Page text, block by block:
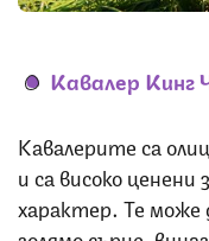
Кавалер Кинг
Кавалерите са
и са високо
характер. Те може